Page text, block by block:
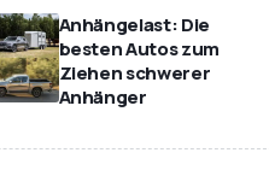
Anhängelast: Die
besten Autos zum
Ziehen schwerer
Anhänger